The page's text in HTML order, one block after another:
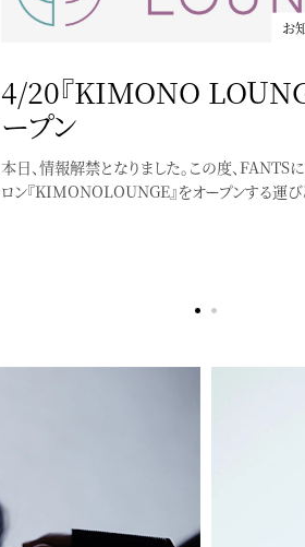
お
4/20『KIMONO
ープン
本日、情報解禁となりました。この度、FANTSに
ロン『KIMONOLOUNGE』をオープンする運
ポートフォリオを移転
作品やお仕事のポートフォリオをfolioへ